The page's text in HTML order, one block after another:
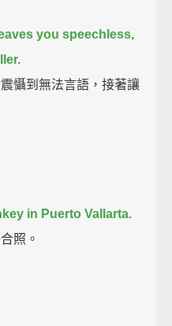
you speechless,
懾到無法言語，接著讓
in Puerto Vallarta.
照。